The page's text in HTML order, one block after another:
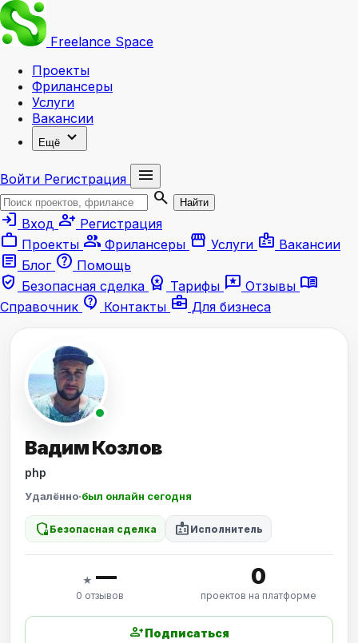
Freelance Space
Проекты
Фрилансеры
Услуги
Вакансии
Ещё expand_more
Войти Регистрация
menu
search
Найти
login Вход person_add Регистрация
work Проекты group Фрилансеры storefront Услуги badge Вакансии
article Блог help Помощь
verified_user Безопасная сделка workspace_premium Тарифы reviews Отзывы menu_book
Справочник contact_support Контакты business_center Для бизнеса
Вадим Козлов
php
Удалённо·был онлайн сегодня
shield_locked Безопасная сделка badge Исполнитель
★ —
0 отзывов
0
проектов на платформе
person_addПодписаться